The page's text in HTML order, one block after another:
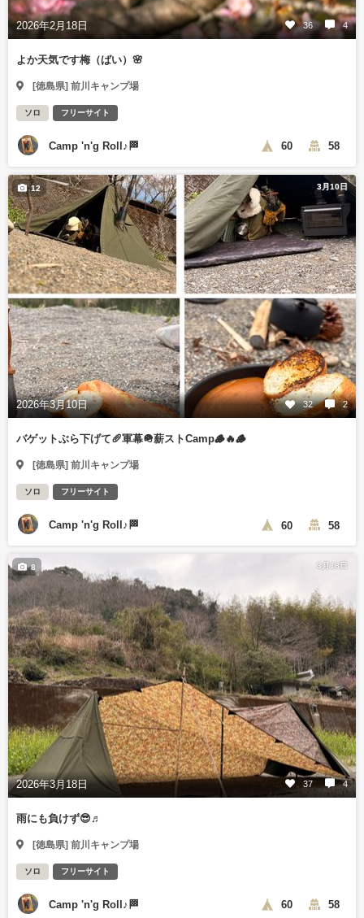
2026年2月18日 36 4
よか天気です梅（ばい）🌸
[徳島県] 前川キャンプ場
ソロ フリーサイト
Camp 'n'g Roll♪🏁 60 58
3月10日
2026年3月10日 32 2
12
バゲットぶら下げて🥖軍幕🪖薪ストCamp🪵🔥🪵
[徳島県] 前川キャンプ場
ソロ フリーサイト
Camp 'n'g Roll♪🏁 60 58
3月18日
2026年3月18日 37 4
8
雨にも負けず😎♬
[徳島県] 前川キャンプ場
ソロ フリーサイト
Camp 'n'g Roll♪🏁 60 58